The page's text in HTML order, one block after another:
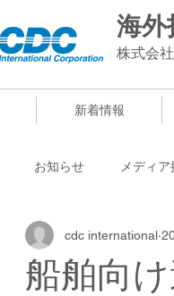
海外
株式会
新着情報
お知らせ メディ
船舶向
cdc international